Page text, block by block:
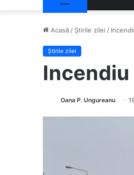
Acasă / Știrile zilei /
Știrile zilei
Oana P. Ungureanu